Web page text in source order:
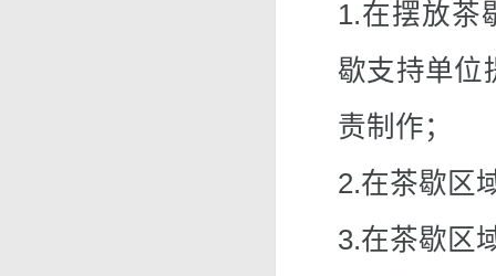
1.在摆放茶
歇支持单位
责制作；
2.在茶歇区
3.在茶歇区